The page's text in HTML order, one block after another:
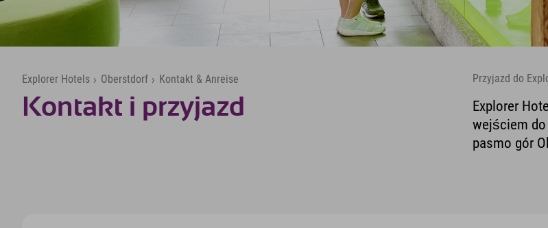
Explorer Hotels › Oberstdorf › Kontakt & Anreise
Kontakt i przyjazd
Przyjazd do
Explorer
wejściem do
pasmo gór